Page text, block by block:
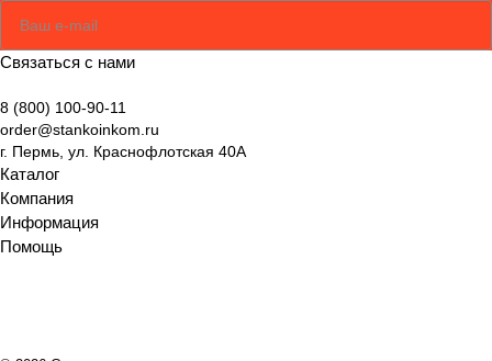
верхним расположением бачка его объем составляет
Некоторые краскопульты имеют удлиненное сопло
местах.Аэрографы – миниатюрные инструменты для
нанесения рисунков на кузов автомобиля или
выполнения арт-проектов. У моделей с верхним
расположением емкости для краски литая
конструкция, и бачок не снимается. Аэрографы с
нижним креплением емкости имеют разборную
Связаться с нами
8 (800) 100-90-11
order@stankoinkom.ru
г. Пермь, ул. Краснофлотская 40А
Каталог
Компания
Информация
Помощь